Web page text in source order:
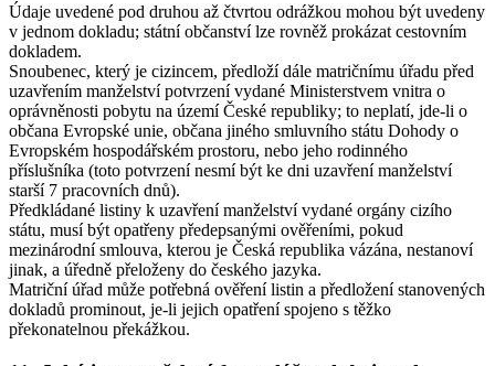
Údaje uvedené pod druhou až čtvrtou odrážkou mohou být uvedeny
v jednom dokladu; státní občanství lze rovněž prokázat cestovním
dokladem.
Snoubenec, který je cizincem, předloží dále matričnímu úřadu před
uzavřením manželství potvrzení vydané Ministerstvem vnitra o
oprávněnosti pobytu na území České republiky; to neplatí, jde-li o
občana Evropské unie, občana jiného smluvního státu Dohody o
Evropském hospodářském prostoru, nebo jeho rodinného
příslušníka (toto potvrzení nesmí být ke dni uzavření manželství
starší 7 pracovních dnů).
Předkládané listiny k uzavření manželství vydané orgány cizího
státu, musí být opatřeny předepsanými ověřeními, pokud
mezinárodní smlouva, kterou je Česká republika vázána, nestanoví
jinak, a úředně přeloženy do českého jazyka.
Matriční úřad může potřebná ověření listin a předložení stanovených
dokladů prominout, je-li jejich opatření spojeno s těžko
překonatelnou překážkou.